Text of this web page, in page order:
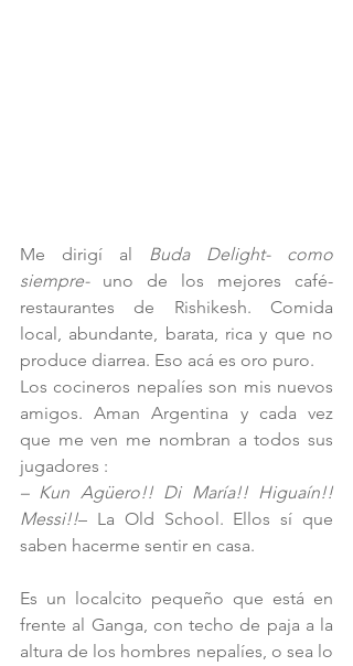
Me dirigí al Buda Delight- como
siempre- uno de los mejores café-
restaurantes de Rishikesh. Comida
local, abundante, barata, rica y que no
produce diarrea. Eso acá es oro puro.
Los cocineros nepalíes son mis nuevos
amigos. Aman
Argentina y cada vez
que me ven me nombran a todos sus
jugadores :
– Kun Agüero!! Di María!! Higuaín!!
Messi!!– La Old School. Ellos sí que
saben hacerme sentir en casa.
Es un localcito pequeño que está en
frente al Ganga, con techo de paja a la
altura de los hombres nepalíes, o sea lo